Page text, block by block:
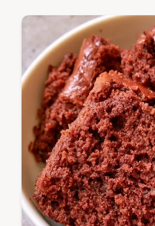
d'ingrédients. La
convient aux
classiques et raffinés.